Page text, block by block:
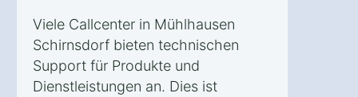
Viele Callcenter in Mühlhausen
Schirnsdorf bieten technischen
Support für Produkte und
Dienstleistungen an. Dies ist